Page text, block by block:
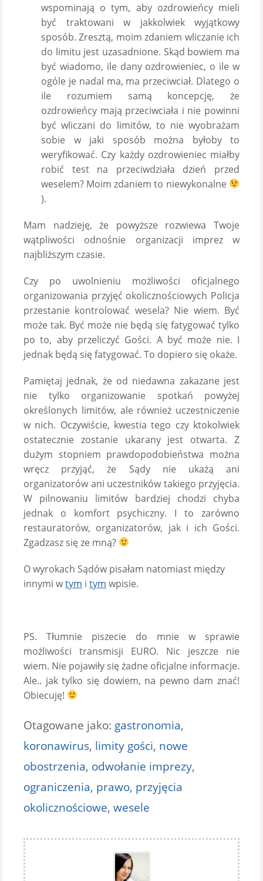
wspominają o tym, aby ozdrowieńcy mieli
być traktowani w jakkolwiek wyjątkowy
sposób. Zresztą, moim zdaniem wliczanie ich
do limitu jest uzasadnione. Skąd bowiem ma
być wiadomo, ile dany ozdrowieniec, o ile w
ogóle je nadal ma, ma przeciwciał. Dlatego o
ile rozumiem samą koncepcję, że
ozdrowieńcy mają przeciwciała i nie powinni
być wliczani do limitów, to nie wyobrażam
sobie w jaki sposób można byłoby to
weryfikować. Czy każdy ozdrowieniec miałby
robić test na przeciwdziała dzień przed
weselem? Moim zdaniem to niewykonalne
).
Mam nadzieję, że powyższe rozwiewa Twoje
wątpliwości odnośnie organizacji imprez w
najbliższym czasie.
Czy po uwolnieniu możliwości oficjalnego
organizowania przyjęć okolicznościowych Policja
przestanie kontrolować wesela? Nie wiem. Być
może tak. Być może nie będą się fatygować tylko
po to, aby przeliczyć Gości. A być może nie. I
jednak będą się fatygować. To dopiero się okaże.
Pamiętaj jednak, że od niedawna zakazane jest
nie tylko organizowanie spotkań powyżej
określonych limitów, ale również uczestniczenie
w nich. Oczywiście, kwestia tego czy ktokolwiek
ostatecznie zostanie ukarany jest otwarta. Z
dużym stopniem prawdopodobieństwa można
wręcz przyjąć, że Sądy nie ukażą ani
organizatorów ani uczestników takiego przyjęcia.
W pilnowaniu limitów bardziej chodzi chyba
jednak o komfort psychiczny. I to zarówno
restauratorów, organizatorów, jak i ich Gości.
Zgadzasz się ze mną?
O wyrokach Sądów pisałam natomiast między
innymi wtym i tym wpisie.
PS. Tłumnie piszecie do mnie w sprawie
możliwości transmisji EURO. Nic jeszcze nie
wiem. Nie pojawiły się żadne oficjalne informacje.
Ale.. jak tylko się dowiem, na pewno dam znać!
Obiecuję!
Otagowane jako: gastronomia,
koronawirus, limity gości, nowe
obostrzenia, odwołanie imprezy,
ograniczenia, prawo, przyjęcia
okolicznościowe, wesele